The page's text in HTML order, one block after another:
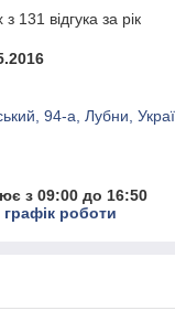
131 відгука за рік
94-а, Лубни,
з 09:00 до 16:50
роботи